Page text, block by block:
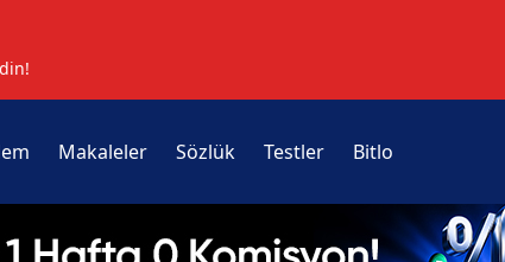
Makaleler Sözlük Testler Bitlo